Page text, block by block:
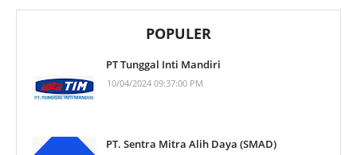
POPULER
PT Tunggal Inti Mandiri
10/04/2024 09:37:00 PM
PT. Sentra Mitra Alih Daya (SMAD)